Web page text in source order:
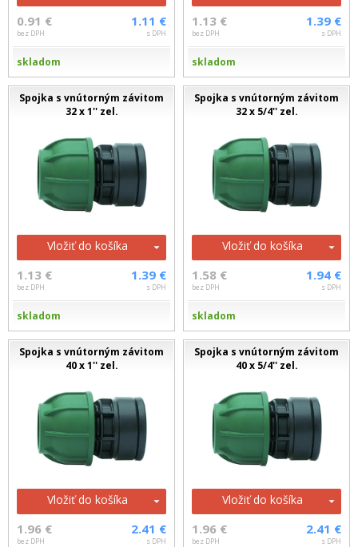
0.91 €
bez DPH
1.11 €
s DPH
skladom
1.13 €
bez DPH
1.39 €
s DPH
skladom
Spojka s vnútorným závitom
32 x 1'' zel.
Vložiť do košíka
1.13 €
bez DPH
1.39 €
s DPH
skladom
Spojka s vnútorným závitom
32 x 5/4'' zel.
Vložiť do košíka
1.58 €
bez DPH
1.94 €
s DPH
skladom
Spojka s vnútorným závitom
40 x 1'' zel.
Vložiť do košíka
1.96 €
bez DPH
2.41 €
s DPH
Spojka s vnútorným závitom
40 x 5/4'' zel.
Vložiť do košíka
1.96 €
bez DPH
2.41 €
s DPH